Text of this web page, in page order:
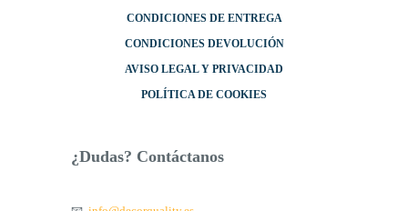
CONDICIONES DE ENTREGA
CONDICIONES DEVOLUCIÓN
AVISO LEGAL Y PRIVACIDAD
POLÍTICA DE COOKIES
¿Dudas? Contáctanos